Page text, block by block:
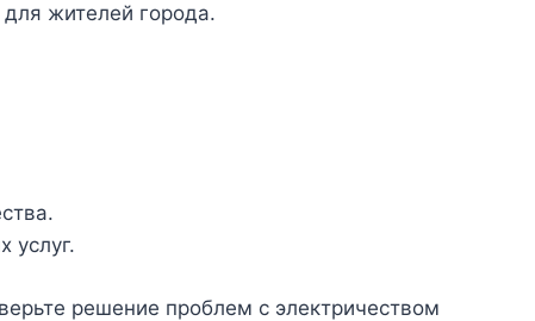
жителей города.
услуг.
решение проблем с электричеством